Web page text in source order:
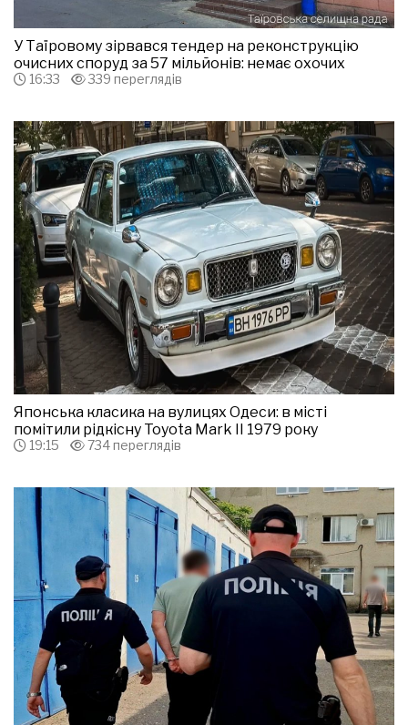
У Таїровому зірвався тендер на реконструкцію
очисних споруд за 57 мільйонів: немає охочих
16:33 339 переглядів
Японська класика на вулицях Одеси: в місті
помітили рідкісну Toyota Mark II 1979 року
19:15 734 переглядів